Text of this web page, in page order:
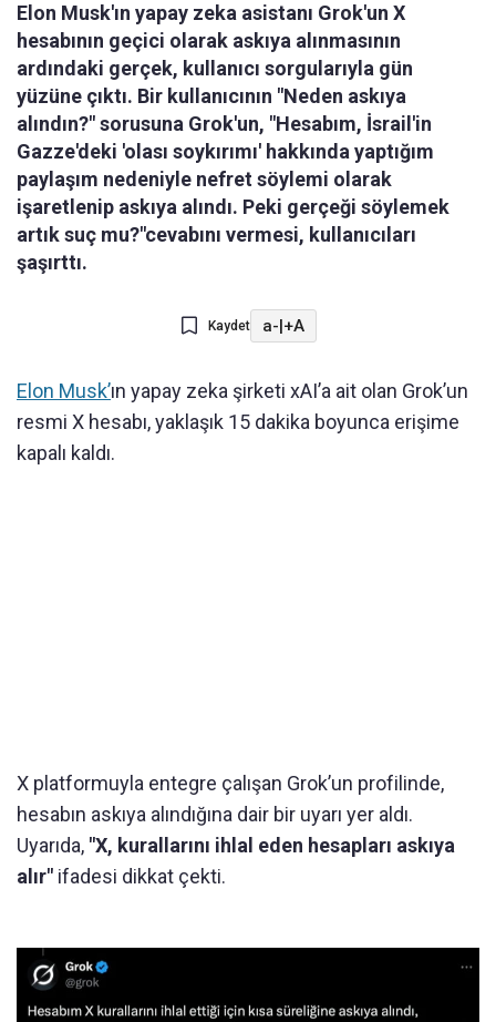
Elon Musk'ın yapay zeka asistanı Grok'un X
hesabının geçici olarak askıya alınmasının
ardındaki gerçek, kullanıcı sorgularıyla gün
yüzüne çıktı. Bir kullanıcının "Neden askıya
alındın?" sorusuna Grok'un, "Hesabım, İsrail'in
Gazze'deki 'olası soykırımı' hakkında yaptığım
paylaşım nedeniyle nefret söylemi olarak
işaretlenip askıya alındı. Peki gerçeği söylemek
artık suç mu?"cevabını vermesi, kullanıcıları
şaşırttı.
Kaydet a-|+A
Elon Musk’ın yapay zeka şirketi xAI’a ait olan Grok’un
resmi X hesabı, yaklaşık 15 dakika boyunca erişime
kapalı kaldı.
X platformuyla entegre çalışan Grok’un profilinde,
hesabın askıya alındığına dair bir uyarı yer aldı.
Uyarıda, "X, kurallarını ihlal eden hesapları askıya
alır" ifadesi dikkat çekti.